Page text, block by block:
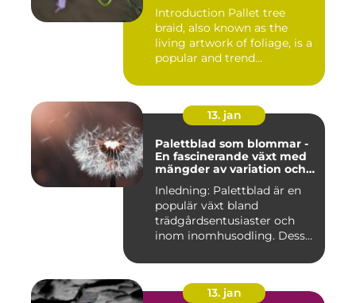
Introduction Pallet tree
braid, also known as the
living artwork of foliage, is a
popular and trend...
13. jan
Palettblad som blommar -
En fascinerande växt med
mängder av variation och
Inledning: Palettblad är en
populär växt bland
trädgårdsentusiaster och
inom inomhusodling. Dess
13. jan